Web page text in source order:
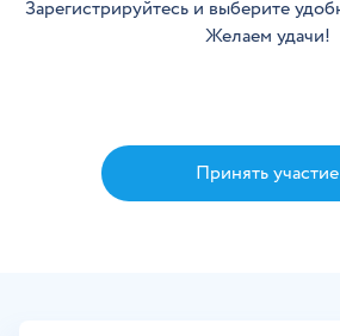
Зарегистрируйтесь и выберите
Желаем удачи!
Принять участие